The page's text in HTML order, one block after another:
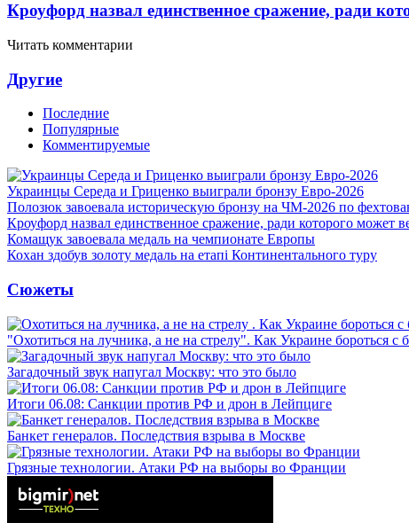
Кроуфорд назвал единственное сражение, ради
Читать комментарии
Другие
Последние
Популярные
Комментируемые
Украинцы Середа и Гриценко выиграли бронзу Евро-2026
Полозюк завоевала историческую бронзу на ЧМ-2026 по
Кроуфорд назвал единственное сражение, ради которого может
Комащук завоевала медаль на чемпионате Европы
Кохан здобув золоту медаль на етапі Континентального туру
Сюжеты
"Охотиться на лучника, а не на стрелу". Как Украине бороться с
Загадочный звук напугал Москву: что это было
Итоги 06.08: Санкции против РФ и дрон в Лейпциге
Банкет генералов. Последствия взрыва в Москве
Грязные технологии. Атаки РФ на выборы во Франции